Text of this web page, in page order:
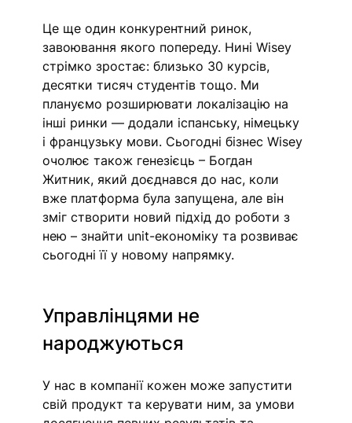
Це ще один конкурентний ринок,
завоювання якого попереду. Нині Wisey
стрімко зростає: близько 30 курсів,
десятки тисяч студентів тощо. Ми
плануємо розширювати локалізацію на
інші ринки — додали іспанську, німецьку
і французьку мови. Сьогодні бізнес Wisey
очолює також генезієць – Богдан
Житник, який доєднався до нас, коли
вже платформа була запущена, але він
зміг створити новий підхід до роботи з
нею – знайти unit-економіку та розвиває
сьогодні її у новому напрямку.
Управлінцями не
народжуються
У нас в компанії кожен може запустити
свій продукт та керувати ним, за умови